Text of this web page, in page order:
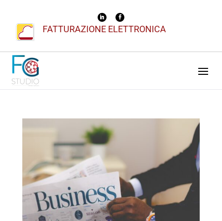
FATTURAZIONE ELETTRONICA